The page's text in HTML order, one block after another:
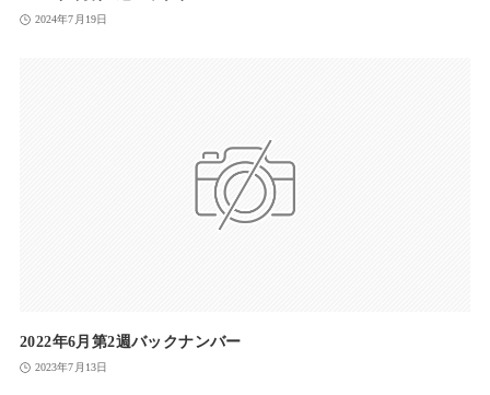
2024年7月19日
2022年6月第2週バックナンバー
2023年7月13日